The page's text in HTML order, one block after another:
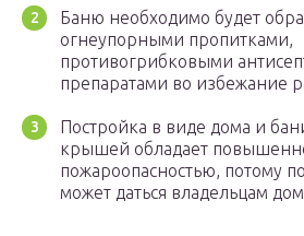
Баню необходимо будет
огнеупорными пропитками,
противогрибковыми
препаратами во избежание
Постройка в виде дома и
крышей обладает
пожароопасностью, потому
может даться владельцам